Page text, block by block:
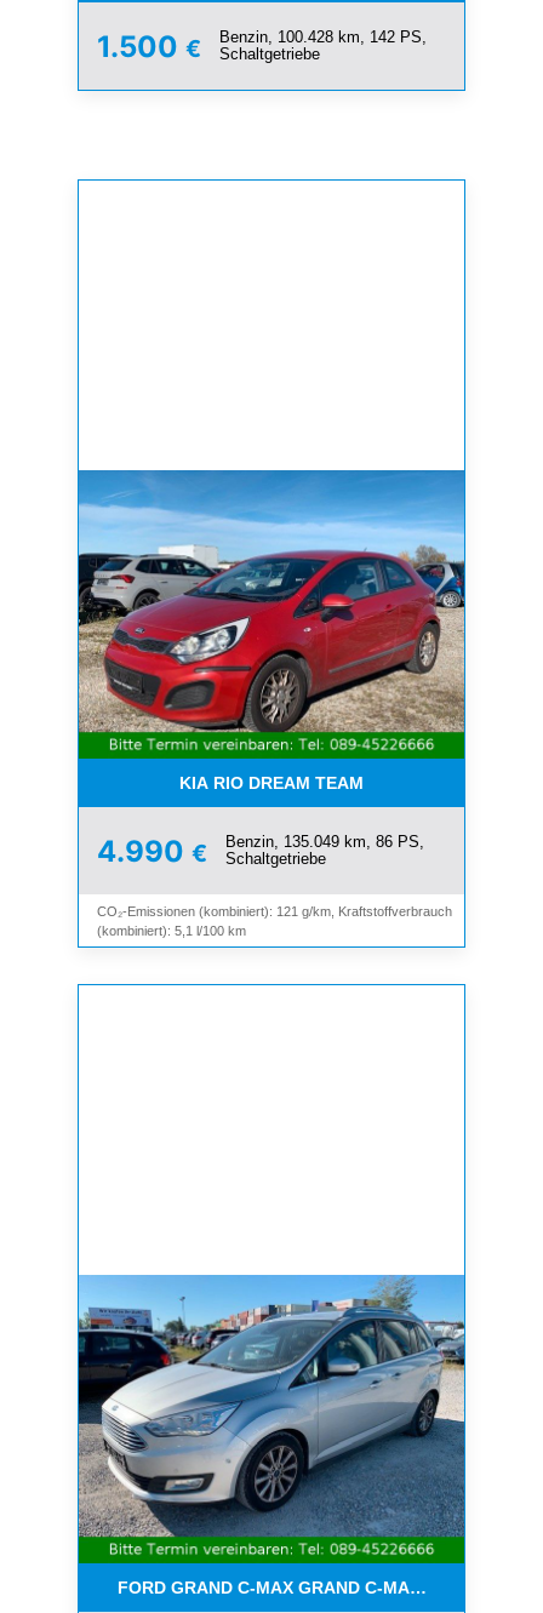
1.500 €
Benzin, 100.428 km, 142 PS,
Schaltgetriebe
KIA RIO DREAM TEAM
4.990 €
Benzin, 135.049 km, 86 PS,
Schaltgetriebe
CO₂-Emissionen (kombiniert): 121 g/km, Kraftstoffverbrauch
(kombiniert): 5,1 l/100 km
FORD GRAND C-MAX GRAND C-MAX TITANIUM*7-